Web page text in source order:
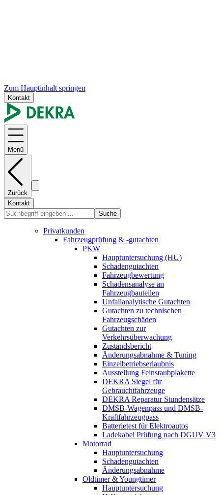
Zum Hauptinhalt springen
Kontakt
Menü
Zurück
Kontakt
Suche
Privatkunden
Fahrzeugprüfung & -gutachten
PKW
Hauptuntersuchung (HU)
Schadengutachten
Fahrzeugbewertung
Schadensanalyse an
Fahrzeugbauteilen
Unfallanalytische Gutachten
Gutachten zu technischen
Fahrzeugschäden
Gutachten zur
Verkehrsüberwachung
Zustandsbericht
Änderungsabnahme & Tuning
Einzelbetriebserlaubnis
Ausstellung Feinstaubplakette
DEKRA Siegel für
Gebrauchtfahrzeuge
DEKRA Reparatur Stundensätze
DMSB-Wagenpass und DMSB-
Kraftfahrzeugpass
Batterietest für Elektroautos
Ladekabel Prüfung nach DGUV V3
Motorrad
Hauptuntersuchung
Schadengutachten
Änderungsabnahme
Oldtimer & Youngtimer
Hauptuntersuchung